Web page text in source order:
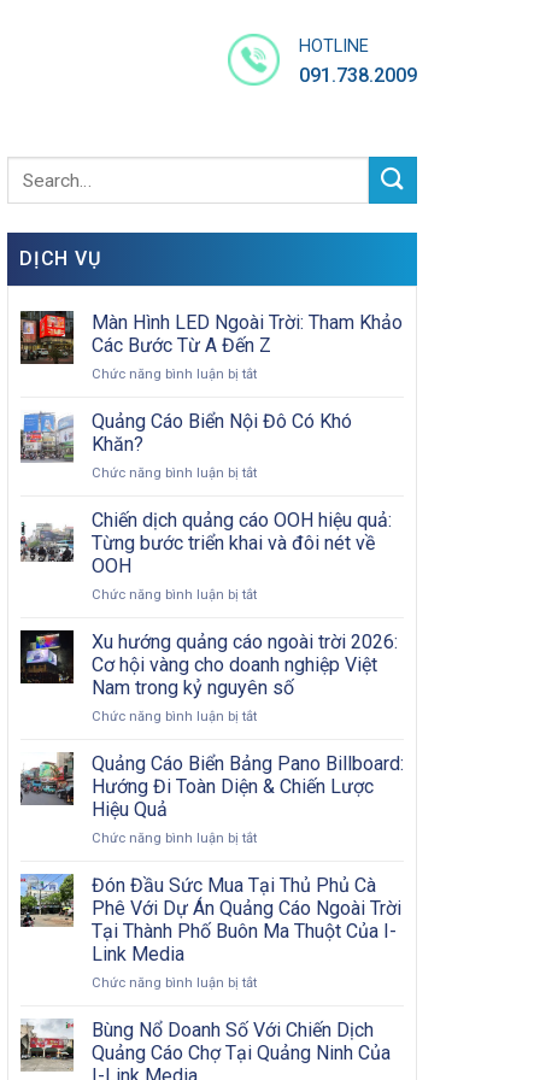
HOTLINE
091.738.2009
DỊCH VỤ
Màn Hình LED Ngoài Trời: Tham Khảo
Các Bước Từ A Đến Z
Chức năng bình luận bị tắtở
Hình
Trời:
Khảo
Các
A
Z
Quảng Cáo Biển Nội Đô Có Khó
Khăn?
Chức năng bình luận bị tắtở
Cáo
Biển
Nội
Có
Khăn?
Chiến dịch quảng cáo OOH hiệu quả:
Từng bước triển khai và đôi nét về
OOH
Chức năng bình luận bị tắtở
dịch
quảng
cáo
OOH
hiệu
Từng
bước
triển
và
nét
về
OOH
Xu hướng quảng cáo ngoài trời 2026:
Cơ hội vàng cho doanh nghiệp Việt
Nam trong kỷ nguyên số
Chức năng bình luận bị tắtở
hướng
quảng
cáo
trời
Cơ
hội
vàng
cho
nghiệp
Nam
trong
kỷ
Quảng Cáo Biển Bảng Pano Billboard:
Hướng Đi Toàn Diện & Chiến Lược
Hiệu Quả
Chức năng bình luận bị tắtở
Cáo
Biển
Bảng
Pano
Hướng
Toàn
Diện
&
Đón Đầu Sức Mua Tại Thủ Phủ Cà
Phê Với Dự Án Quảng Cáo Ngoài Trời
Tại Thành Phố Buôn Ma Thuột Của I-
Link Media
Chức năng bình luận bị tắtở
Đầu
Sức
Mua
Bùng Nổ Doanh Số Với Chiến Dịch
Quảng Cáo Chợ Tại Quảng Ninh Của